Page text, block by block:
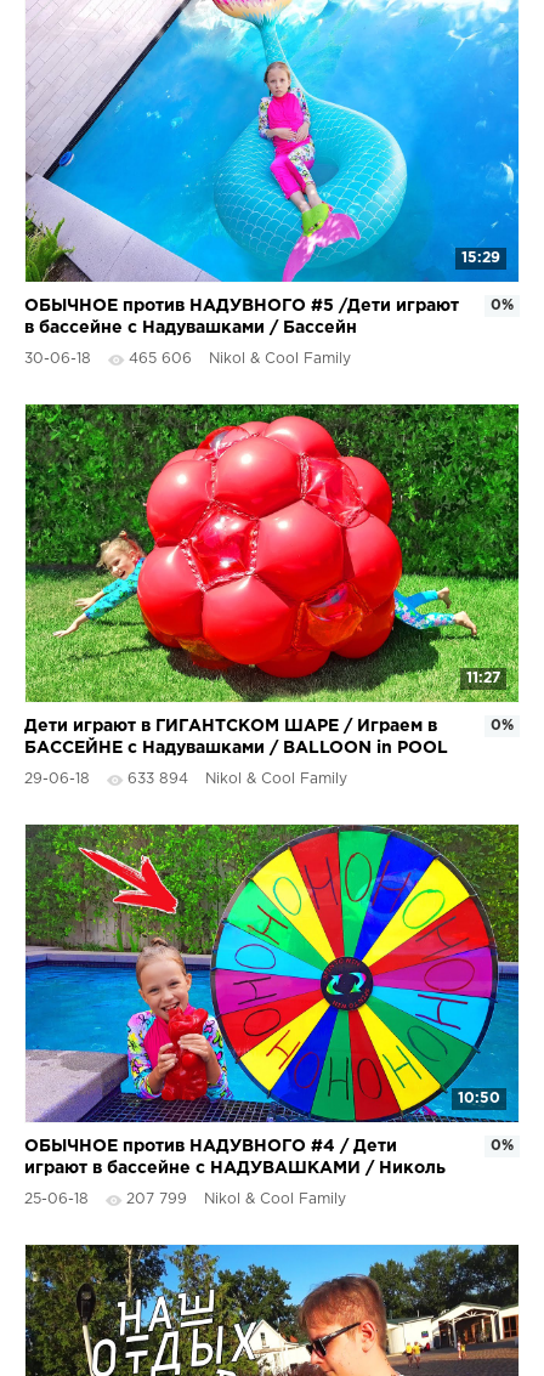
15:29
ОБЫЧНОЕ против НАДУВНОГО #5 /Дети играют
в бассейне с Надувашками / Бассейн
ЧЕЛЛЕНДЖ с Николь Крейзи
30-06-18 465 606 Nikol & Cool Family
0%
11:27
Дети играют в ГИГАНТСКОМ ШАРЕ / Играем в
БАССЕЙНЕ с Надувашками / BALLOON in POOL
/ ВЫЗОВ Николь
29-06-18 633 894 Nikol & Cool Family
0%
10:50
ОБЫЧНОЕ против НАДУВНОГО #4 / Дети
играют в бассейне с НАДУВАШКАМИ / Николь
Крейзи
25-06-18 207 799 Nikol & Cool Family
0%